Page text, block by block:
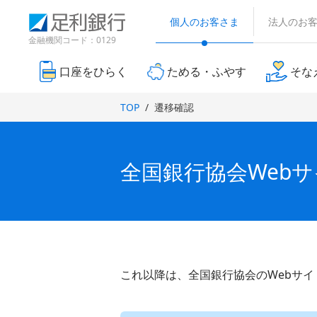
金融機関コード：0129
個人のお客さま 法人のお
口座をひらく ためる・ふやす そな
き
TOP 遷移確認
全国銀行協会Web
これ以降は、全国銀行協会のWebサ
開
開